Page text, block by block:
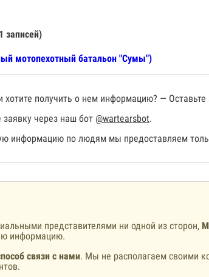
записей)
мотопехотный батальон "Сумы")
хотите получить о нем информацию? — Оставьте
через наш бот @wartearsbot.
информацию по людям мы предоставляем
представителями ни одной из сторон,
информацию.
связи с нами. Мы не располагаем своими